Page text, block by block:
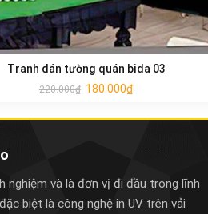
Tranh dán tường quán bida 03
220.000₫ 180.000₫
nghiệm và là đơn vị đi đầu trong lĩnh
biệt là công nghệ in UV trên vải